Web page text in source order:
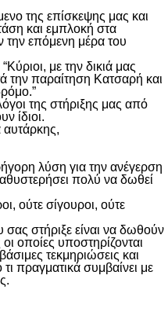
της επίσκεψης μας και
και εμπλοκή στα
την επόμενη μέρα του
με την δικιά μας
την παραίτηση Κατσαρή και
της στήριξης μας από
ίδιοι.
αυτάρκης,
λύση για την ανέγερση
πολύ να δωθεί
ούτε σίγουροι, ούτε
στήριξε είναι να δωθούν
οποίες υποστηρίζονται
τεκμηριώσεις και
πραγματικά συμβαίνει με